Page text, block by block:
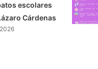
escolares
Cárdenas